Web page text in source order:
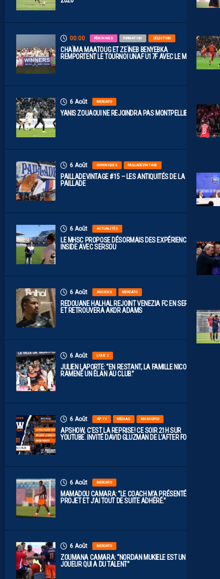
00:00 FÉMININES FORMATION SÉLECTION
CHAÏMA MAATOUG ET ZEÏNEB BENYEBKA
REMPORTENT LE TOURNOI UNAF U17F AVEC LE MAROC
6 Août MERCATO
YANIS ZOUAOUI NE REJOINDRA PAS MONTPELLIER…
6 Août CHRONIQUES PAILLADEVINTAGE
PAILLADEVINTAGE #15 – LES ANTIQUITÉS DE LA
PAILLADE
6 Août ACTUALITÉS
LE MHSC PROPOSE DÉSORMAIS DES EXPÉRIENCES
INSIDE AVEC SERSOU
6 Août ANCIENS MERCATO
REDOUANE HALHAL REJOINT VENEZIA FC EN SERIE A
ET RETROUVERA AKOR ADAMS
6 Août LIGUE 2
JULIEN LAPORTE: “EN RESTANT, LA FAMILLE NICOLLIN A
RAMENÉ UN ÉLAN AU CLUB.”
6 Août AP TV MÉDIAS MHSC-DFCO
APSHOW, C’EST LA REPRISE! CE SOIR 21H SUR
YOUTUBE. INVITÉ DAVID GLUZMAN DE L’AFTER FOOT.
6 Août MERCATO
MAMADOU CAMARA: “LE COACH M’A PRÉSENTÉ LE
PROJET ET J’AI TOUT DE SUITE ADHÉRÉ.”
6 Août MERCATO
ZOUMANA CAMARA: “NORDAN MUKIELE EST UN
JOUEUR QUI A DU TALENT”